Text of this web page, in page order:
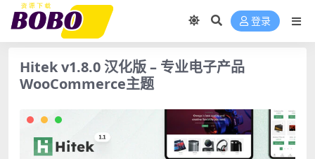
登录
Hitek v1.8.0 汉化版 – 专业电子产品
WooCommerce主题